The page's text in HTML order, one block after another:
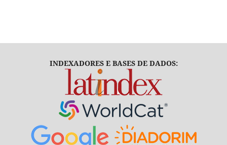
INDEXADORES E BASES DE DADOS: